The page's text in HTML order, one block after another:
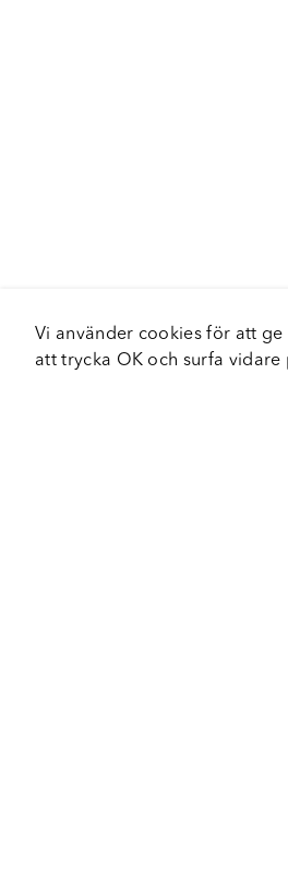
Vi använder cookies för att
att trycka OK och surfa vidare